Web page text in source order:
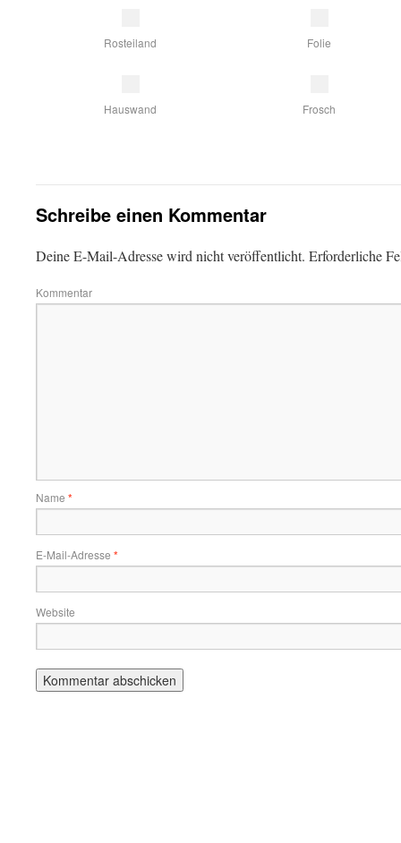
Rosteiland Folie
Hauswand Frosch
Schreibe einen Kommentar
Deine E-Mail-Adresse wird nicht veröffentlicht. Erforderliche
Kommentar
Name *
E-Mail-Adresse *
Website